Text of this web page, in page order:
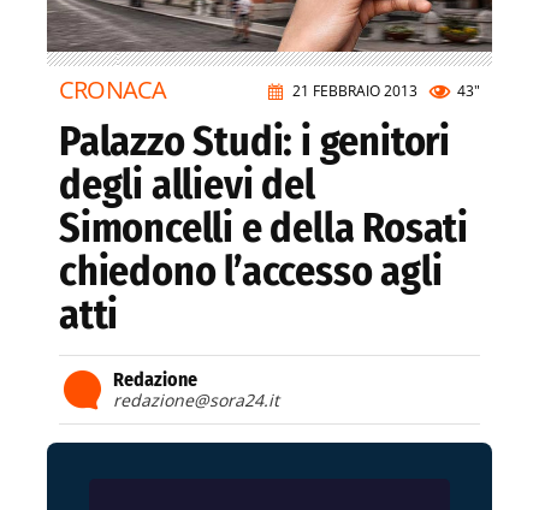
21 FEBBRAIO 2013 43"
CRONACA
Palazzo Studi: i genitori
degli allievi del
Simoncelli e della Rosati
chiedono l’accesso agli
atti
Redazione
redazione@sora24.it